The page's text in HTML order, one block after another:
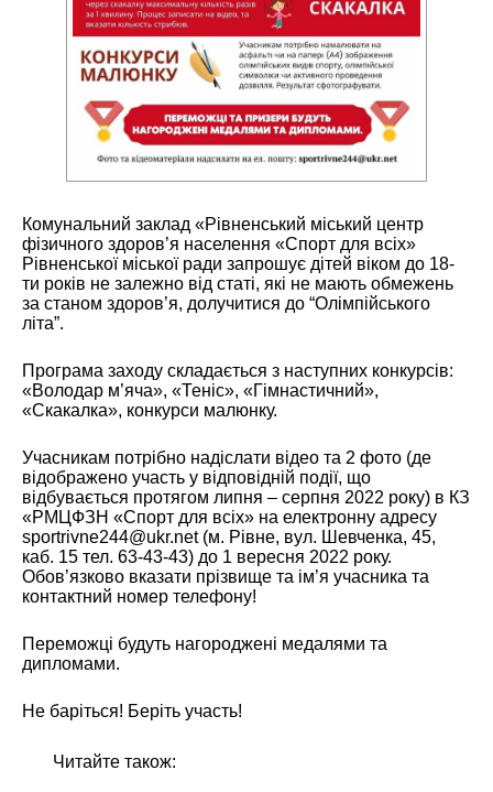
Комунальний заклад «Рівненський міський центр
фізичного здоров’я населення «Спорт для всіх»
Рівненської міської ради запрошує дітей віком до 18-
ти років не залежно від статі, які не мають обмежень
за станом здоров’я, долучитися до “Олімпійського
літа”.
Програма заходу складається з наступних конкурсів:
«Володар м’яча», «Теніс», «Гімнастичний»,
«Скакалка», конкурси малюнку.
Учасникам потрібно надіслати відео та 2 фото (де
відображено участь у відповідній події, що
відбувається протягом липня – серпня 2022 року) в КЗ
«РМЦФЗН «Спорт для всіх» на електронну адресу
sportrivne244@ukr.net(м. Рівне, вул. Шевченка, 45,
каб. 15 тел. 63-43-43) до 1 вересня 2022 року.
Обов’язково вказати прізвище та ім’я учасника та
контактний номер телефону!
Переможці будуть нагороджені медалями та
дипломами.
Не баріться! Беріть участь!
Читайте також: